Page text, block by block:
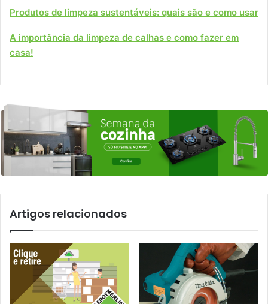
Produtos de limpeza sustentáveis: quais são e como usar
A importância da limpeza de calhas e como fazer em
casa!
Artigos relacionados